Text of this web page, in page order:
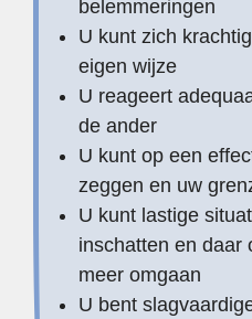
belemmeringen
U kunt zich
eigen wijze
U reageert
de ander
U kunt op een
zeggen en uw
U kunt lastige
inschatten en daar
meer omgaan
U bent